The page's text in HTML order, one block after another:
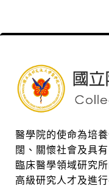
醫學院的使命為培
闊、關懷社會及具
臨床醫學領域研究
高級研究人才及進